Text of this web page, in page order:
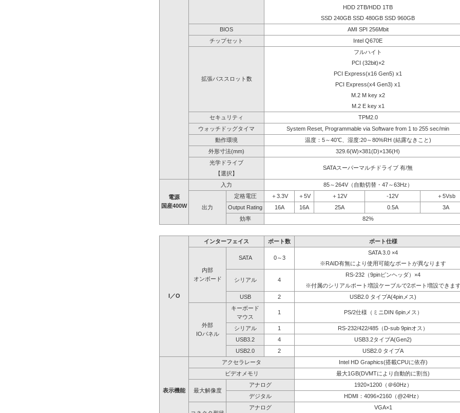
HDD 2TB/HDD 1TB
SSD 240GB SSD 480GB SSD 960GB
BIOS
AMI SPI 256Mbit
チップセット
Intel Q670E
拡張バススロット数
フルハイト
PCI (32bit)×2
PCI Express(x16 Gen5) x1
PCI Express(x4 Gen3) x1
M.2 M key x2
M.2 E key x1
セキュリティ
TPM2.0
ウォッチドッグタイマ
System Reset, Programmable via Software from 1 to 255 sec/min
動作環境
温度：5～40℃、湿度:20～80%RH (結露なきこと)
外形寸法(mm)
329.6(W)×381(D)×136(H)
光学ドライブ
SATAスーパーマルチドライブ 有/無
【選択】
電源
国産400W
入力 85～264V（自動切替・47～63Hz）
出力
定格電圧 ＋3.3V ＋5V ＋12V -12V
＋5Vsb
Output Rating
16A 16A 25A 0.5A
3A
効率
82%
I／O
インターフェイス ポート数 ポート仕様
内部
オンボード
SATA 0～3
SATA 3.0 ×4
※RAID有無により使用可能なポートが異なります
シリアル 4
RS-232（9pinピンヘッダ）×4
※付属のシリアルポート増設ケーブルで2ポート増設できま
USB
2 USB2.0 タイプA(4pinメス)
外部
IOパネル
キーボード
マウス
1 PS/2仕様（ミニDIN 6pinメス）
シリアル 1
RS-232/422/485（D-sub 9pinオス）
USB3.2
4
USB3.2タイプA(Gen2)
USB2.0
2 USB2.0 タイプA
表示機能
アクセラレータ
Intel HD Graphics(搭載CPUに依存)
ビデオメモリ
最大1GB(DVMTにより自動的に割当)
最大解像度
アナログ
1920×1200（＠60Hz）
デジタル
HDMI：4096×2160（@24Hz）
アナログ VGA×1